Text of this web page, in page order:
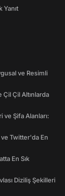
ve Resimli
Çil Altınlarda
ve Şifa Alanları:
Twitter'da En
En Sık
Diziliş Şekilleri